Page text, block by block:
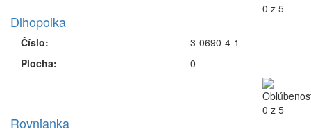
Dlhopolka
Číslo:
Plocha:
3-0690-4-1
0
Rovnianka